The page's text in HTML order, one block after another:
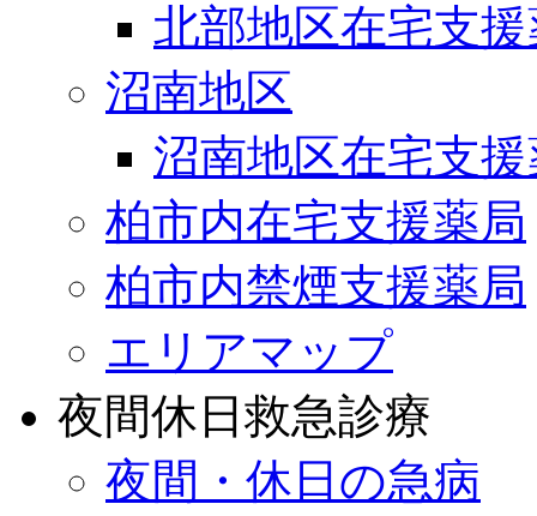
北部地区在宅支
沼南地区
沼南地区在宅支
柏市内在宅支援薬局
柏市内禁煙支援薬局
エリアマップ
夜間休日救急診療
夜間・休日の急病